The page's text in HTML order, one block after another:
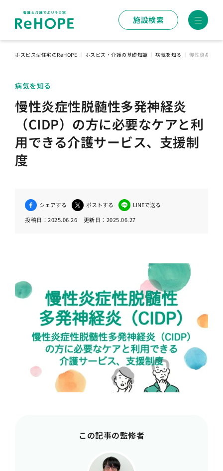
施設検索
ホスピス型住宅のReHOPE ホスピス・介護の基礎知識 病気を知る 慢性炎症性脱
病気を知る
慢性炎症性脱髄性多発神経炎
（CIDP）の方に必要なケアと利
用できる介護サービス、支援制
度
シェアする ポストする
LINEで送る
投稿日： 2025.06.26 更新日： 2025.06.27
この記事の監修者